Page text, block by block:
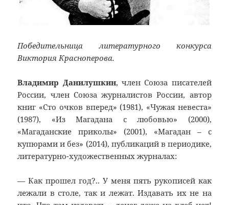
Победительница литературного конкурса
Виктория Красноперова.
Владимир Данилушкин, член Союза писателей
России, член Союза журналистов России, автор
книг «Сто очков вперед» (1981), «Чужая невеста»
(1987), «Из Магадана с любовью» (2000),
«Магаданские приколы» (2001), «Магадан – с
купюрами и без» (2014), публикаций в периодике,
литературно-художественных журналах:
— Как прошел год?.. У меня пять рукописей как
лежали в столе, так и лежат. Издавать их не на